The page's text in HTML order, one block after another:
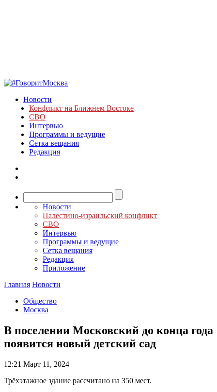
Новости
Конфликт на Ближнем Востоке
СВО
Интервью
Программы и ведущие
Сетка вещания
Редакция
Новости
Палестино-израильский конфликт
СВО
Интервью
Программы и ведущие
Сетка вещания
Редакция
Приложение
Главная Новости
Общество
Москва
В поселении Московский до конца года
появится новый детский сад
12:21 Март 11, 2024
Трёхэтажное здание рассчитано на 350 мест.